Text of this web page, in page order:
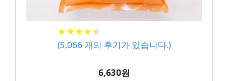
★★★★★
★★★★★
(5,066 개의 후기가 있습니다.)
6,630원